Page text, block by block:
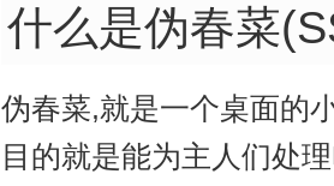
什么是伪春菜
伪春菜,就是一个桌面的
目的就是能为主人们处